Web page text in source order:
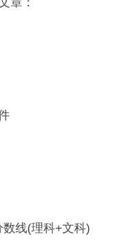
数线(理科+文科)